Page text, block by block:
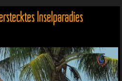
Inselparadies